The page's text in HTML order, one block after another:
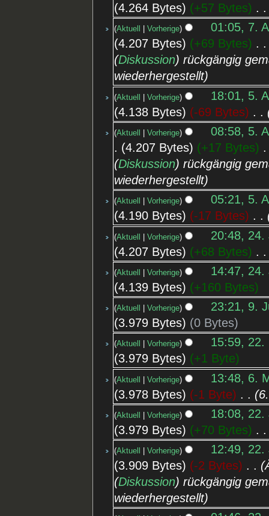
4.264 Bytes
+57 Bytes
Aktuell Vorherige
01:05, 7.
4.207 Bytes
+69 Bytes
(Diskussion) rückgängig
wiederhergestellt
Aktuell Vorherige
18:01, 5.
4.138 Bytes
-69 Bytes
Aktuell Vorherige
08:58, 5.
4.207 Bytes
+17 Bytes
(Diskussion) rückgängig
wiederhergestellt
Aktuell Vorherige
05:21, 5.
4.190 Bytes
-17 Bytes
Aktuell Vorherige
20:48, 24.
4.207 Bytes
+68 Bytes
Aktuell Vorherige
14:47, 24.
4.139 Bytes
+160 Bytes
Aktuell Vorherige
23:21, 9.
3.979 Bytes
0 Bytes
Aktuell Vorherige
15:59, 22.
3.979 Bytes
+1 Byte
Aktuell Vorherige
13:48, 6.
3.978 Bytes
-1 Byte
Aktuell Vorherige
18:08, 22.
3.979 Bytes
+70 Bytes
Aktuell Vorherige
12:49, 22.
3.909 Bytes
-2 Bytes
(Diskussion) rückgängig
wiederhergestellt